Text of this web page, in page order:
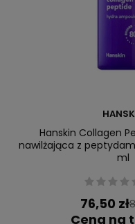
Hanskin Collagen
nawilżająca z
ml
76,50 zł
Cena na